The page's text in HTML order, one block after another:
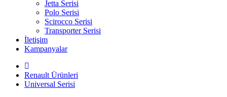
Jetta Serisi
Polo Serisi
Scirocco Serisi
Transporter Serisi
İletişim
Kampanyalar
Renault Ürünleri
Universal Serisi